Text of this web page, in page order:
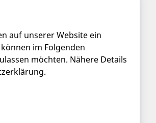
auf unserer Website ein
im Folgenden
möchten. Nähere Details
welche für die ordnungsgemäße